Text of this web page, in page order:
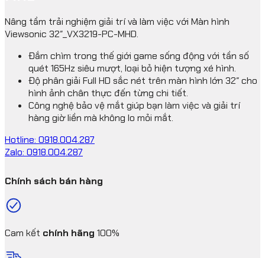
Nâng tầm trải nghiệm giải trí và làm việc với Màn hình
Viewsonic 32″_VX3219-PC-MHD.
Đắm chìm trong thế giới game sống động với tần số
quét 165Hz siêu mượt, loại bỏ hiện tượng xé hình.
Độ phân giải Full HD sắc nét trên màn hình lớn 32″ cho
hình ảnh chân thực đến từng chi tiết.
Công nghệ bảo vệ mắt giúp bạn làm việc và giải trí
hàng giờ liền mà không lo mỏi mắt.
Hotline: 0918.004.287
Zalo: 0918.004.287
Chính sách bán hàng
Cam kết chính hãng 100%